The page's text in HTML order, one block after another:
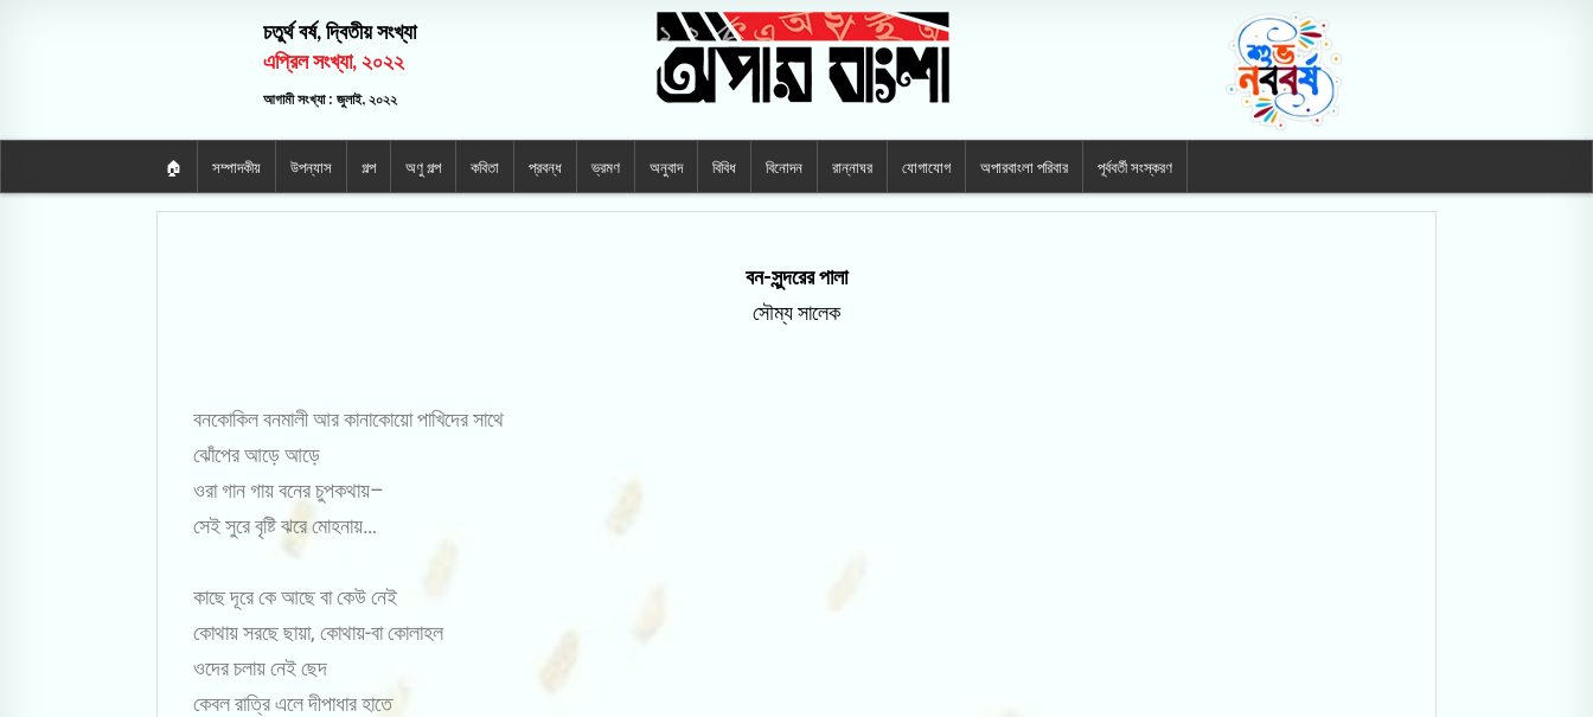
চতুর্থ বর্ষ, দ্বিতীয় সংখ্যা
এপ্রিল সংখ্যা, ২০২২
আগামী সংখ্যা : জুলাই, ২০২২
🏠 সম্পাদকীয় উপন্যাস গল্প অণু গল্প কবিতা প্রবন্ধ ভ্রমণ অনুবাদ বিবিধ বিনোদন রান্নাঘর যোগাযোগ অপারবাংলা পরিবার পূর্ববর্তী সংস্করণ
বন-সুন্দরের পালা
সৌম্য সালেক
বনকোকিল বনমালী আর কানাকোয়ো পাখিদের সাথে
ঝোঁপের আড়ে আড়ে
ওরা গান গায় বনের চুপকথায়–
সেই সুরে বৃষ্টি ঝরে মোহনায়…
কাছে দূরে কে আছে বা কেউ নেই
কোথায় সরছে ছায়া, কোথায়-বা কোলাহল
ওদের চলায় নেই ছেদ
কেবল রাত্রি এলে দীপাধার হাতে